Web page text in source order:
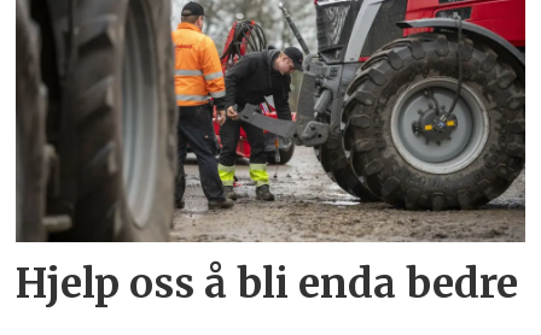
Hjelp oss å bli enda bedre